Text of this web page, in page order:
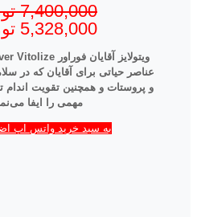
7,400,000
5,328,000
ویتولایز آقایان فوراورVitolize
عناصر حیاتی برای آقایان که در
و پروستات و همچنین تقویت اندام
مهمی را ایفا
به سبد خرید واتس اپ